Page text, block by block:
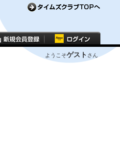
ようこそゲスト さん